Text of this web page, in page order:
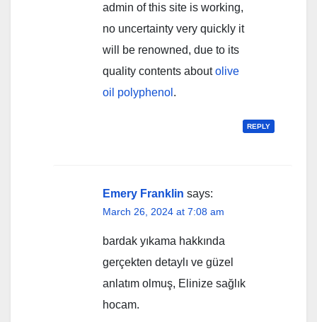
admin of this site is working,
no uncertainty very quickly it
will be renowned, due to its
quality contents aboutolive
oil polyphenol .
REPLY
Emery Franklin says:
March 26, 2024 at 7:08 am
bardak yıkama hakkında
gerçekten detaylı ve güzel
anlatım olmuş, Elinize sağlık
hocam.